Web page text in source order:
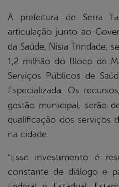
A prefeitura de Serra
articulação junto ao
da Saúde, Nísia Trindade,
1,2 milhão do Bloco de
Serviços Públicos de
Especializada. Os
gestão municipal, serão
qualificação dos serviços
na cidade.
“Esse investimento é
constante de diálogo e